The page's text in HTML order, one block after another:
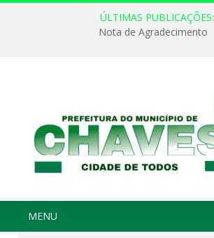
ÚLTIMAS PUBLICAÇÕES:
Nota de Agradecimento
MENU